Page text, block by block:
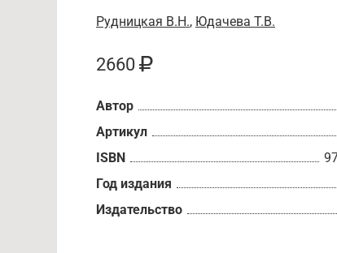
Рудницкая В.Н., Юдачева Т.В.
2660
Автор
Артикул
ISBN
Год издания
Издательство